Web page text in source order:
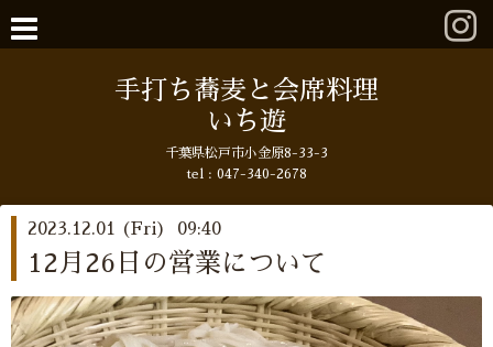
手打ち蕎麦と会席料理
いち遊
千葉県松戸市小金原8-33-3
tel : 047-340-2678
2023.12.01 (Fri) 09:40
12月26日の営業について